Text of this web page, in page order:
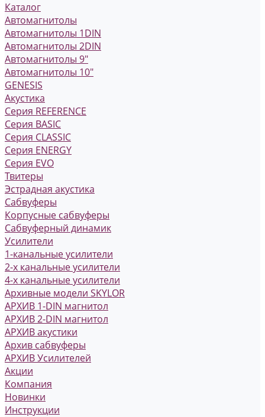
Каталог
Автомагнитолы
Автомагнитолы 1DIN
Автомагнитолы 2DIN
Автомагнитолы 9"
Автомагнитолы 10"
GENESIS
Акустика
Серия REFERENCE
Серия BASIC
Серия CLASSIC
Серия ENERGY
Серия EVO
Твитеры
Эстрадная акустика
Сабвуферы
Корпусные сабвуферы
Сабвуферный динамик
Усилители
1-канальные усилители
2-х канальные усилители
4-х канальные усилители
Архивные модели SKYLOR
АРХИВ 1-DIN магнитол
АРХИВ 2-DIN магнитол
АРХИВ акустики
Архив сабвуферы
АРХИВ Усилителей
Акции
Компания
Новинки
Инструкции